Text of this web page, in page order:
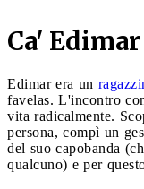
Ca' Edimar
Edimar era un
favelas. L'incontro
vita radicalmente.
persona, compì un
del suo capobanda
qualcuno) e per